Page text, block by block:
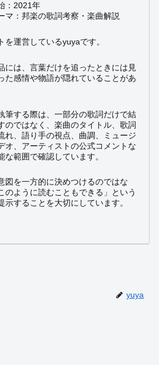
：2021年
マ：邦楽の歌詞考察・楽曲解説
を運営しているyuyaです。
には、言葉だけを追ったときには見
た感情や物語が隠れていることがあ
筆する際は、一部分の歌詞だけで結
のではなく、楽曲のタイトル、歌詞
れ、語り手の視点、曲調、ミュージ
オ、アーティストの公式コメントな
な範囲で確認しています。
図を一方的に決めつけるのではな
のように読むこともできる」という
示することを大切にしています。
yuya